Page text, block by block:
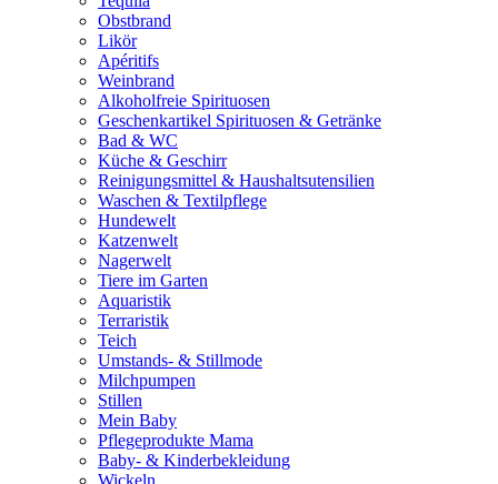
Obstbrand
Likör
Apéritifs
Weinbrand
Alkoholfreie Spirituosen
Geschenkartikel Spirituosen & Getränke
Bad & WC
Küche & Geschirr
Reinigungsmittel & Haushaltsutensilien
Waschen & Textilpflege
Hundewelt
Katzenwelt
Nagerwelt
Tiere im Garten
Aquaristik
Terraristik
Teich
Umstands- & Stillmode
Milchpumpen
Stillen
Mein Baby
Pflegeprodukte Mama
Baby- & Kinderbekleidung
Wickeln